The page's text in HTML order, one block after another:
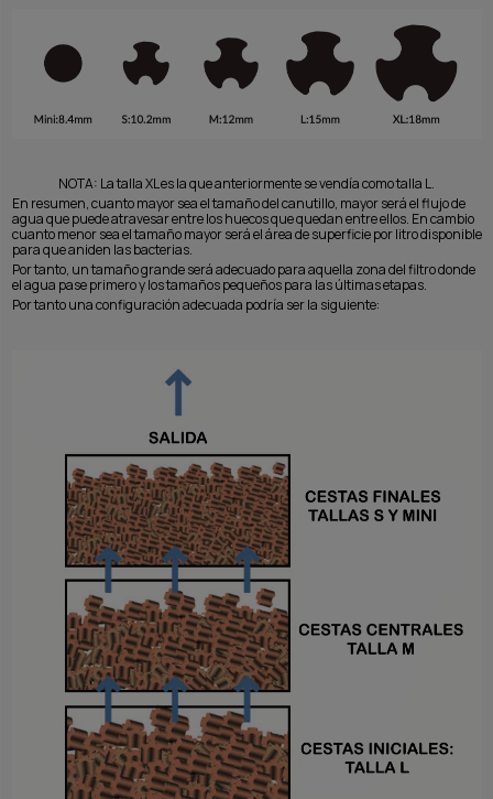
NOTA: La talla XL es la que anteriormente se vendía como talla L.
En resumen, cuanto mayor sea el tamaño del canutillo, mayor será el flujo de
agua que puede atravesar entre los huecos que quedan entre ellos. En cambio
cuanto menor sea el tamaño mayor será el área de superficie por litro disponible
para que aniden las bacterias.
Por tanto, un tamaño grande será adecuado para aquella zona del filtro donde
el agua pase primero y los tamaños pequeños para las últimas etapas.
Por tanto una configuración adecuada podría ser la siguiente: